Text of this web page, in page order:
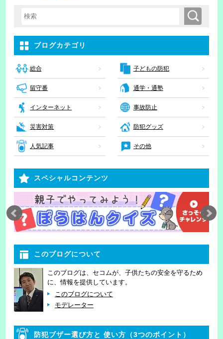
検索キーワード入力 検索
ブログカテゴリ
総合 子どもの防犯
留守番 通学・通塾
インターネット 事故防止
災害対策 防犯グッズ
人気記事 その他
スペシャルコンテンツ
このブログについて
このブログは、セコムが、子供たちの安全を守るため
に、情報を提供しています。
このブログについて
モデレーター
防犯ブザー選び方と 使い方（3つのポイント）